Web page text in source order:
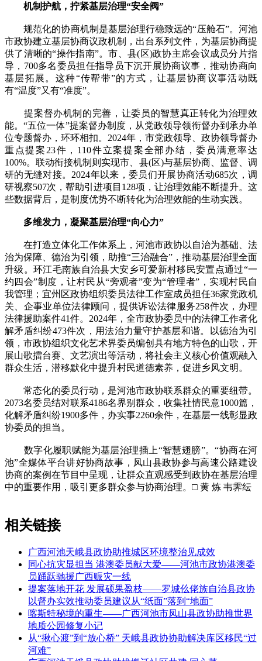
机制护航，拧紧基层治理“安全阀”
规范化的协商机制是基层治理行稳致远的“压舱石”。河池
市政协建立基层协商议政机制，出台系列文件，为基层协商提
供了清晰的“操作指南”。市、县(区)政协主席会议成员分片指
导，700多名委员担任指导员下沉开展协商议事，推动协商向
基层拓展。这种“传帮带”的方式，让基层协商议事活动既
有“温度”又有“准度”。
提案督办机制的完善，让委员的智慧真正转化为治理效
能。“五位一体”提案督办制度，从党政领导领衔督办到承办单
位专题督办，环环相扣。2024年，市党政领导、政协领导督办
重点提案23件，110件立案提案全部办结，委员满意率达
100%。联动衔接机制则实现市、县(区)与基层协商、监督、调
研的无缝对接。2024年以来，委员们开展协商活动685次，调
研视察507次，帮助引进项目128项，让治理效能不断提升。这
些数据背后，是制度优势不断转化为治理效能的生动实践。
多维发力，凝聚基层治理“向心力”
在打造立体化工作体系上，河池市政协以自治为基础、法
治为保障、德治为引领，助推“三治融合”，推动基层治理全面
升级。环江毛南族自治县大安乡可爱新村移民安置点通过“一
约四会”制度，让村民从“旁观者”变为“管理者”，实现村民自
我管理；宜州区政协组织委员法律工作室成员担任36家党政机
关、企事业单位法律顾问，提供诉讼法律服务258件次，办理
法律援助案件41件。2024年，全市政协委员中的法律工作者化
解矛盾纠纷473件次，用法治力量守护基层和谐。以德治为引
领，市政协组织文化艺术界委员编创具有地方特色的山歌，开
展山歌擂台赛、文艺演出等活动，将社会主义核心价值观融入
群众生活，潜移默化中提升村民道德素养，促进乡风文明。
常态化的委员行动，是河池市政协联系群众的重要纽带。
2073名委员结对联系4186名界别群众，收集社情民意1000篇，
化解矛盾纠纷1900多件，办实事2260余件，在基层一线彰显政
协委员的担当。
数字化履职赋能为基层治理插上“智慧翅膀”。“协商在河
池”全媒体平台讲好协商故事，凤山县政协参与高速公路建设
协商的案例在节目中呈现，让群众直观感受到政协在基层治理
中的重要作用，吸引更多群众参与协商治理。□ 黄 炼 韦霁纭
相关链接
广西河池天峨县政协助推城区环境整治见成效
同心抗灾显担当 港澳委员献大爱——河池市政协港澳委
员踊跃驰援广西赈灾一线
提案落地开花 发展硕果盈枝——罗城仫佬族自治县政协
以督办实效推动委员建议从“纸面”落到“地面”
喀斯特秘境的重生——广西河池市凤山县政协助推世界
地质公园修复小记
从“揪心渡”到“放心桥” 天峨县政协协助解决库区移民“过
河难”